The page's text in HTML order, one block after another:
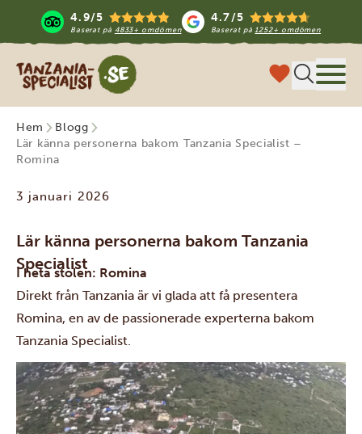
4.9/5
Baserat på 4833+ omdömen
4.7/5
Baserat på1252+ omdömen
Tanzania Specialist
Hem
Blogg
Lär känna personerna bakom Tanzania Specialist –
Romina
3 januari 2026
Lär känna personerna bakom Tanzania
Specialist
I heta stolen: Romina
Direkt från Tanzania är vi glada att få presentera
Romina, en av de passionerade experterna bakom
Tanzania Specialist.